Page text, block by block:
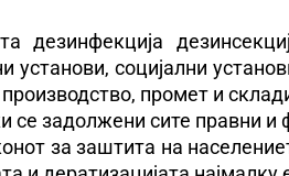
дезинфекција
установи, социјални
производство, промет и
се задолжени сите правни и
за заштита на